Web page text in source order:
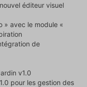
éditeur visuel
» avec le module «
de
v1.0
pour les gestion des